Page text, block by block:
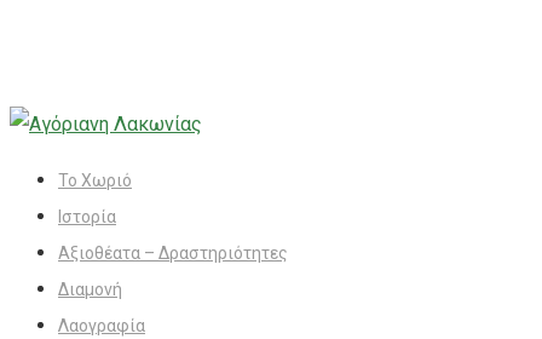
Το Χωριό
Ιστορία
Αξιοθέατα – Δραστηριότητες
Διαμονή
Λαογραφία